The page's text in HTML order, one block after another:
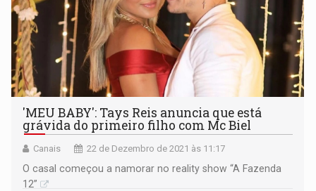
'MEU BABY': Tays Reis anuncia que está
grávida do primeiro filho com Mc Biel
Canais 22 de Dezembro de 2021 às 11:17
O casal começou a namorar no reality show “A Fazenda
12”